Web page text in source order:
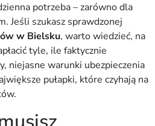
potrzeba – zarówno dla
Jeśli szukasz sprawdzonej
w Bielsku, warto wiedzieć, na
tyle, ile faktycznie
niejasne warunki ubezpieczenia
pułapki, które czyhają na